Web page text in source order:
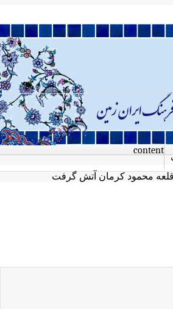
content
قلعه محمود کرمان آتش گرفت